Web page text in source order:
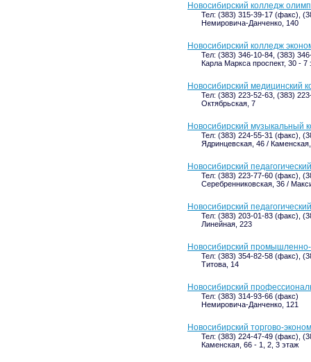
Новосибирский колледж
Тел: (383) 315-39-17 (факс),
Немировича-Данченко, 140
Новосибирский колледж
Тел: (383) 346-10-84, (383)
Карла Маркса проспект, 30 - 7
Новосибирский медицинский
Тел: (383) 223-52-63, (383)
Октябрьская, 7
Новосибирский музыкальный
Тел: (383) 224-55-31 (факс),
Ядринцевская, 46 /
Новосибирский
Тел: (383) 223-77-60 (факс),
Серебренниковская, 36 /
Новосибирский
Тел: (383) 203-01-83 (факс),
Линейная, 223
Новосибирский
Тел: (383) 354-82-58 (факс),
Титова, 14
Новосибирский
Тел: (383) 314-93-66 (факс)
Немировича-Данченко, 121
Новосибирский торгово-
Тел: (383) 224-47-49 (факс),
Каменская, 66 - 1, 2, 3 этаж